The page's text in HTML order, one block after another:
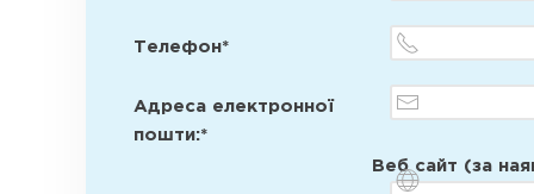
Телефон*
Адреса електронної
пошти:*
Веб сайт (за